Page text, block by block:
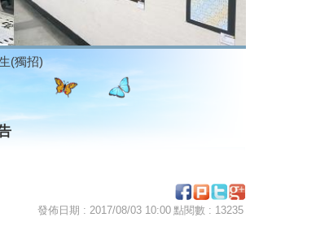
(獨招)
發佈日期 : 2017/08/03 10:00 點閱數 : 13235